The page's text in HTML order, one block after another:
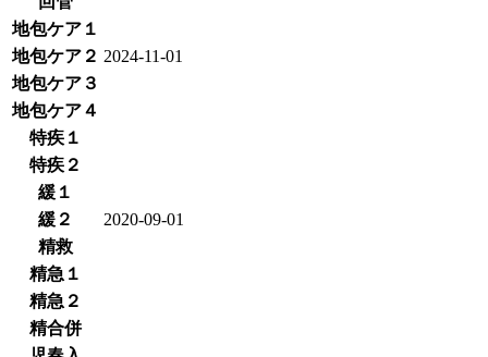
地包ケア１
地包ケア２ 2024-11-01
地包ケア３
地包ケア４
特疾１
特疾２
緩１
緩２
2020-09-01
精救
精急１
精急２
精合併